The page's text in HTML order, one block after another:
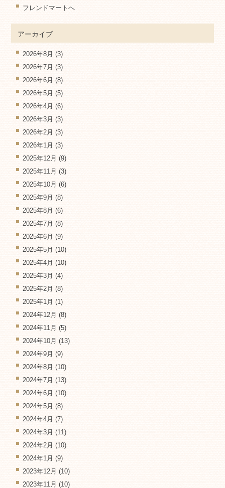
フレンドマートへ
アーカイブ
2026年8月 (3)
2026年7月 (3)
2026年6月 (8)
2026年5月 (5)
2026年4月 (6)
2026年3月 (3)
2026年2月 (3)
2026年1月 (3)
2025年12月 (9)
2025年11月 (3)
2025年10月 (6)
2025年9月 (8)
2025年8月 (6)
2025年7月 (8)
2025年6月 (9)
2025年5月 (10)
2025年4月 (10)
2025年3月 (4)
2025年2月 (8)
2025年1月 (1)
2024年12月 (8)
2024年11月 (5)
2024年10月 (13)
2024年9月 (9)
2024年8月 (10)
2024年7月 (13)
2024年6月 (10)
2024年5月 (8)
2024年4月 (7)
2024年3月 (11)
2024年2月 (10)
2024年1月 (9)
2023年12月 (10)
2023年11月 (10)